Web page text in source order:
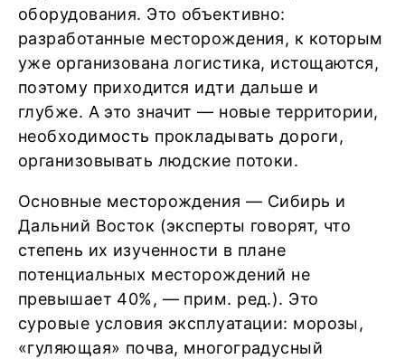
оборудования. Это объективно:
разработанные месторождения, к которым
уже организована логистика, истощаются,
поэтому приходится идти дальше и
глубже. А это значит — новые территории,
необходимость прокладывать дороги,
организовывать людские потоки.
Основные месторождения — Сибирь и
Дальний Восток (эксперты говорят, что
степень их изученности в плане
потенциальных месторождений не
превышает 40%, — прим. ред.). Это
суровые условия эксплуатации: морозы,
«гуляющая» почва, многоградусный